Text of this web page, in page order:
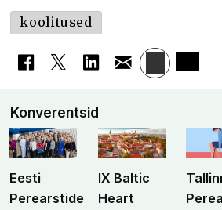
koolitused
Konverentsid
Eesti
Perearstide
IX Baltic
Heart